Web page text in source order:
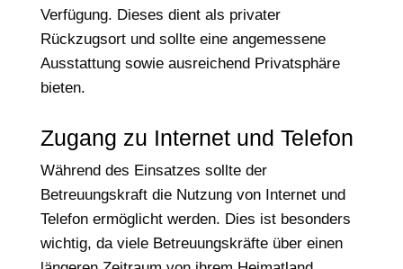
Verfügung. Dieses dient als privater
Rückzugsort und sollte eine angemessene
Ausstattung sowie ausreichend Privatsphäre
bieten.
Zugang zu Internet und Telefon
Während des Einsatzes sollte der
Betreuungskraft die Nutzung von Internet und
Telefon ermöglicht werden. Dies ist besonders
wichtig, da viele Betreuungskräfte über einen